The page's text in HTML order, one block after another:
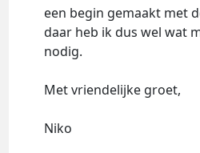
een begin gemaakt met
daar heb ik dus wel wat
nodig.
Met vriendelijke groet,
Niko